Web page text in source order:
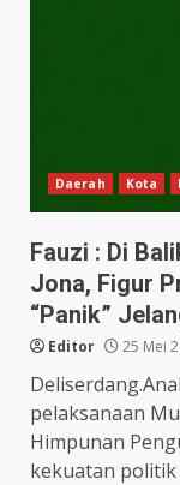
Daerah Kota
Fauzi : Di
Jona, Figur
“Panik”
Editor 25 Mei
pelaksanaan
Himpunan
kekuatan politik